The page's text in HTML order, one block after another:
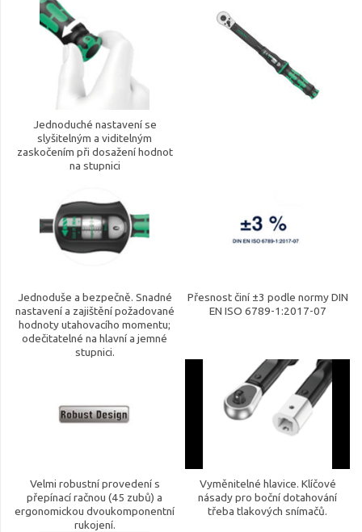
Jednoduché nastavení se
slyšitelným a viditelným
zaskočením při dosažení hodnot
na stupnici
Jednoduše a bezpečně. Snadné
nastavení a zajištění požadované
hodnoty utahovacího momentu;
odečitatelné na hlavní a jemné
stupnici.
Přesnost činí ±3 podle normy DIN
EN ISO 6789-1:2017-07
Velmi robustní provedení s
přepínací račnou (45 zubů) a
ergonomickou dvoukomponentní
rukojení.
Vyměnitelné hlavice. Klíčové
násady pro boční dotahování
třeba tlakových snímačů.